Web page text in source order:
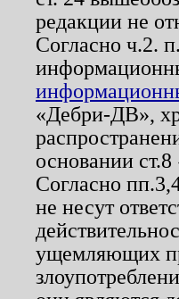
редакции не
Согласно ч.2.
«Дебри-ДВ»,
основании
Согласно
не несут
ущемляющих